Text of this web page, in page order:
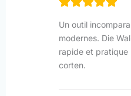
Un outil
modernes. Die
rapide et pratique
corten.